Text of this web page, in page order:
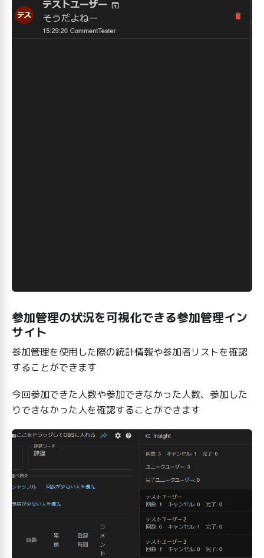
参加管理の状況を可視化できる参加管理イン
サイト
参加管理を使用した際の統計情報や参加者リストを確認
することができます
今回参加できた人数や参加できなかった人数、参加した
りできなかった人を確認することができます